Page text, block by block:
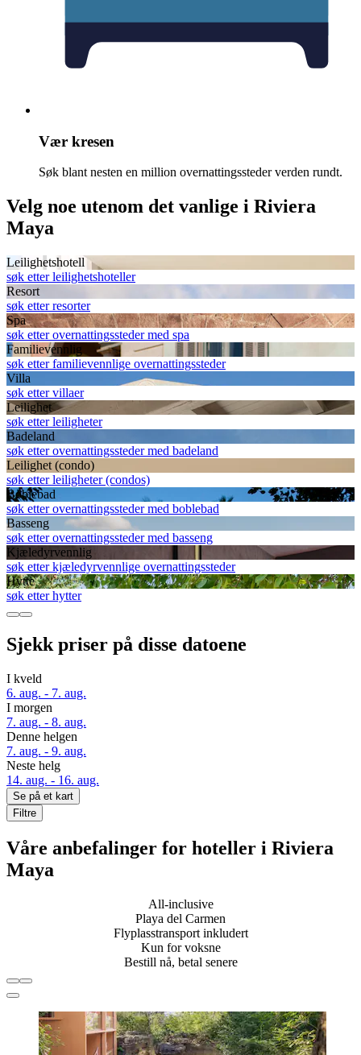
Vær kresen
Søk blant nesten en million overnattingssteder verden rundt.
Velg noe utenom det vanlige i Riviera
Maya
Leilighetshotell
søk etter leilighetshoteller
Resort
søk etter resorter
Spa
søk etter overnattingssteder med spa
Familievennlig
søk etter familievennlige overnattingssteder
Villa
søk etter villaer
Leilighet
søk etter leiligheter
Badeland
søk etter overnattingssteder med badeland
Leilighet (condo)
søk etter leiligheter (condos)
Boblebad
søk etter overnattingssteder med boblebad
Basseng
søk etter overnattingssteder med basseng
Kjæledyrvennlig
søk etter kjæledyrvennlige overnattingssteder
Hytte
søk etter hytter
Sjekk priser på disse datoene
I kveld
6. aug. - 7. aug.
I morgen
7. aug. - 8. aug.
Denne helgen
7. aug. - 9. aug.
Neste helg
14. aug. - 16. aug.
Se på et kart
Filtre
Våre anbefalinger for hoteller i Riviera
Maya
All-inclusive
Playa del Carmen
Flyplasstransport inkludert
Kun for voksne
Bestill nå, betal senere